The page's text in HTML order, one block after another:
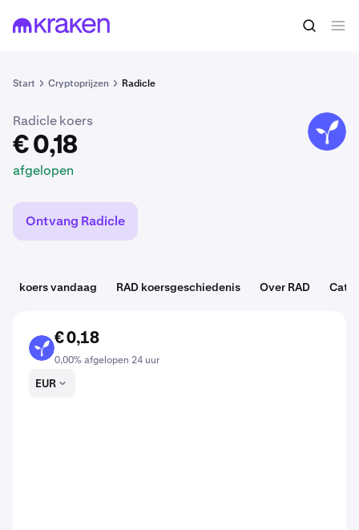
Start Cryptoprijzen Radicle
€ 0,18 RAD kopen
Radicle koers
€ 0,18
afgelopen
RAD
Ontvang Radicle
koers vandaag RAD koersgeschiedenis Over RAD
RAD
€ 0,18
0,00% afgelopen 24 uur
EUR